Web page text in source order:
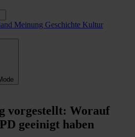
Meinung Geschichte Kultur
vorgestellt: Worauf
geeinigt haben